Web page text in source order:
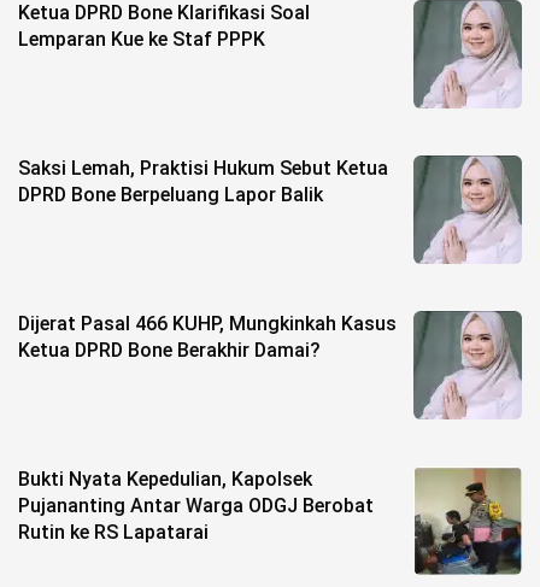
Ketua DPRD Bone Klarifikasi Soal
Lemparan Kue ke Staf PPPK
Saksi Lemah, Praktisi Hukum Sebut Ketua
DPRD Bone Berpeluang Lapor Balik
Dijerat Pasal 466 KUHP, Mungkinkah Kasus
Ketua DPRD Bone Berakhir Damai?
Bukti Nyata Kepedulian, Kapolsek
Pujananting Antar Warga ODGJ Berobat
Rutin ke RS Lapatarai